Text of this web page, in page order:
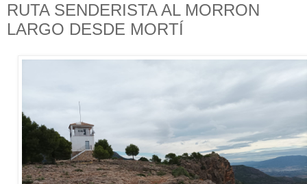
RUTA SENDERISTA AL MORRON
LARGO DESDE MORTÍ